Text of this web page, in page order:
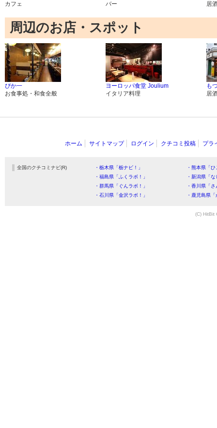
カフェ
バー
居
周辺のお店・スポット
ぴか一
お食事処・和食全般
ヨーロッパ食堂 Joulium
イタリア料理
も
居
ホーム サイトマップ ログイン クチコミ投稿 プラ
全国のクチコミナビ(R) ・栃木県「栃ナビ！」
・熊本県「
・福島県「ふくラボ！」
・新潟県「
・群馬県「ぐんラボ！」
・香川県「
・石川県「金沢ラボ！」
・鹿児島県
(C) HitBit